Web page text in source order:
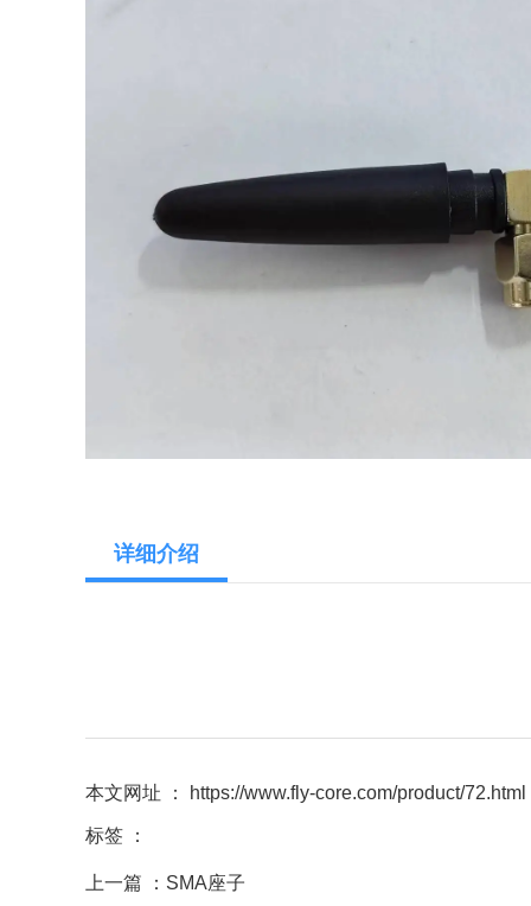
详细介绍
本文网址 ： https://www.fly-core.com/product/72.html
标签 ：
上一篇 ： SMA座子